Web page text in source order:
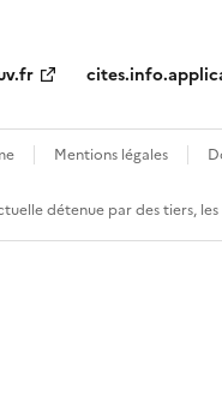
Mentions légales
détenue par des tiers,